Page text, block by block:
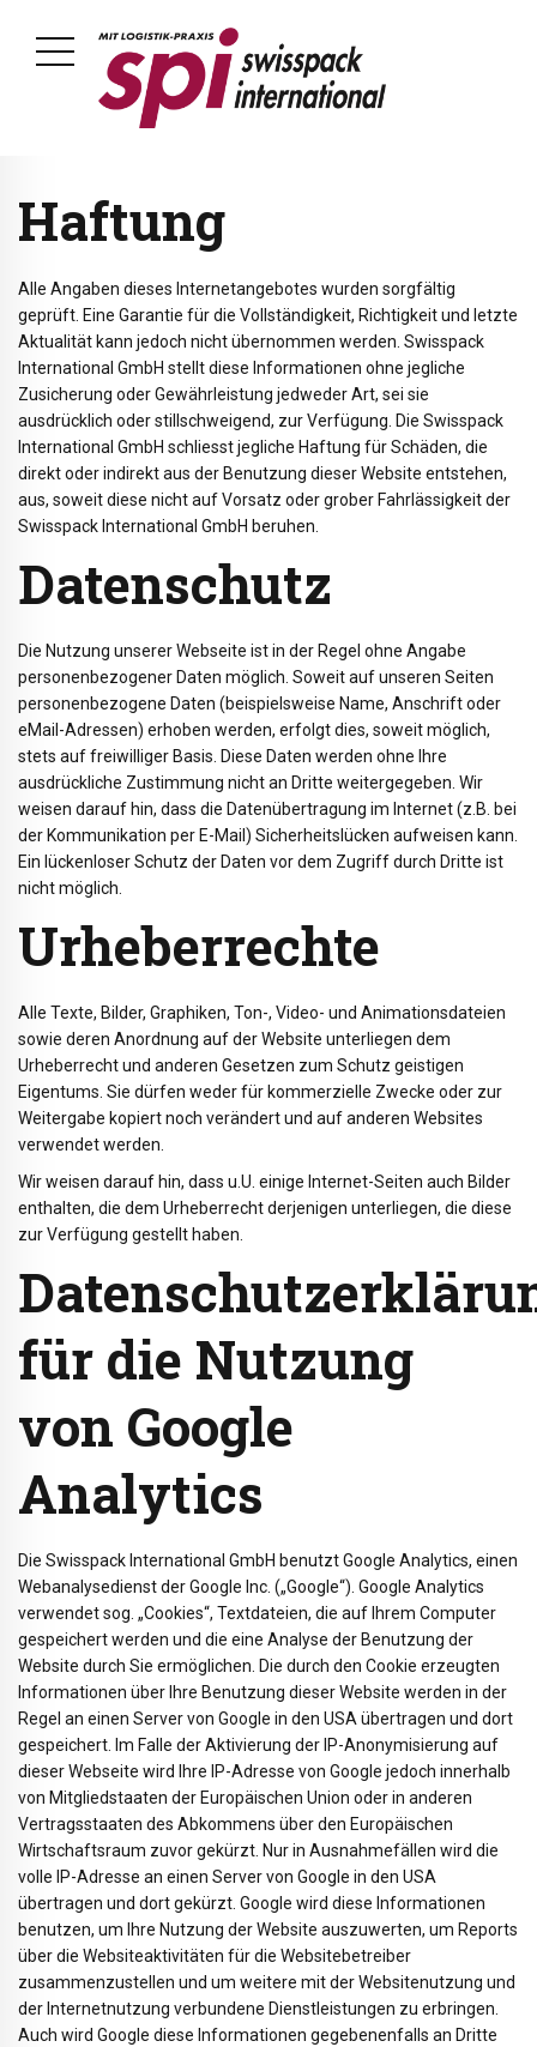
Haftung
Alle Angaben dieses Internetangebotes wurden sorgfältig
geprüft. Eine Garantie für die Vollständigkeit, Richtigkeit und letzte
Aktualität kann jedoch nicht übernommen werden. Swisspack
International GmbH stellt diese Informationen ohne jegliche
Zusicherung oder Gewährleistung jedweder Art, sei sie
ausdrücklich oder stillschweigend, zur Verfügung. Die Swisspack
International GmbH schliesst jegliche Haftung für Schäden, die
direkt oder indirekt aus der Benutzung dieser Website entstehen,
aus, soweit diese nicht auf Vorsatz oder grober Fahrlässigkeit der
Swisspack International GmbH beruhen.
Datenschutz
Die Nutzung unserer Webseite ist in der Regel ohne Angabe
personenbezogener Daten möglich. Soweit auf unseren Seiten
personenbezogene Daten (beispielsweise Name, Anschrift oder
eMail-Adressen) erhoben werden, erfolgt dies, soweit möglich,
stets auf freiwilliger Basis. Diese Daten werden ohne Ihre
ausdrückliche Zustimmung nicht an Dritte weitergegeben. Wir
weisen darauf hin, dass die Datenübertragung im Internet (z.B. bei
der Kommunikation per E-Mail) Sicherheitslücken aufweisen kann.
Ein lückenloser Schutz der Daten vor dem Zugriff durch Dritte ist
nicht möglich.
Urheberrechte
Alle Texte, Bilder, Graphiken, Ton-, Video- und Animationsdateien
sowie deren Anordnung auf der Website unterliegen dem
Urheberrecht und anderen Gesetzen zum Schutz geistigen
Eigentums. Sie dürfen weder für kommerzielle Zwecke oder zur
Weitergabe kopiert noch verändert und auf anderen Websites
verwendet werden.
Wir weisen darauf hin, dass u.U. einige Internet-Seiten auch Bilder
enthalten, die dem Urheberrecht derjenigen unterliegen, die diese
zur Verfügung gestellt haben.
für die Nutzung
von Google
Analytics
Die Swisspack International GmbH benutzt Google Analytics, einen
Webanalysedienst der Google Inc. („Google“). Google Analytics
verwendet sog. „Cookies“, Textdateien, die auf Ihrem Computer
gespeichert werden und die eine Analyse der Benutzung der
Website durch Sie ermöglichen. Die durch den Cookie erzeugten
Informationen über Ihre Benutzung dieser Website werden in der
Regel an einen Server von Google in den USA übertragen und dort
gespeichert. Im Falle der Aktivierung der IP-Anonymisierung auf
dieser Webseite wird Ihre IP-Adresse von Google jedoch innerhalb
von Mitgliedstaaten der Europäischen Union oder in anderen
Vertragsstaaten des Abkommens über den Europäischen
Wirtschaftsraum zuvor gekürzt. Nur in Ausnahmefällen wird die
volle IP-Adresse an einen Server von Google in den USA
übertragen und dort gekürzt. Google wird diese Informationen
benutzen, um Ihre Nutzung der Website auszuwerten, um Reports
über die Websiteaktivitäten für die Websitebetreiber
zusammenzustellen und um weitere mit der Websitenutzung und
der Internetnutzung verbundene Dienstleistungen zu erbringen.
Auch wird Google diese Informationen gegebenenfalls an Dritte